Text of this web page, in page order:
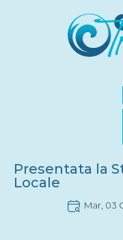
Presentata la
Locale
Mar, 03